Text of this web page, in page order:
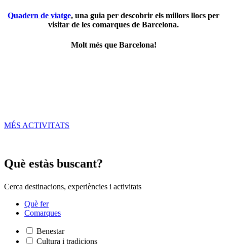
Quadern de viatge, una guia per descobrir els millors llocs per
visitar de les comarques de Barcelona.
Molt més que Barcelona!
MÉS ACTIVITATS
Què estàs buscant?
Cerca destinacions, experiències i activitats
Què fer
Comarques
Benestar
Cultura i tradicions